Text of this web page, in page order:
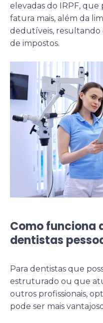
elevadas do IRPF,
fatura mais, além da
dedutíveis,
de impostos.
Como funciona
dentistas
Para dentistas que
estruturado ou que
outros profissionais,
pode ser mais